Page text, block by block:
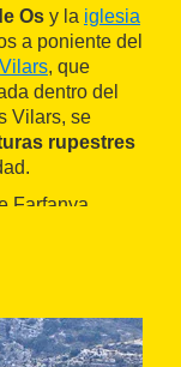
Os y la iglesia
a poniente del
, que
dentro del
Vilars, se
rupestres
Farfanya,
de
del río de
y medieval